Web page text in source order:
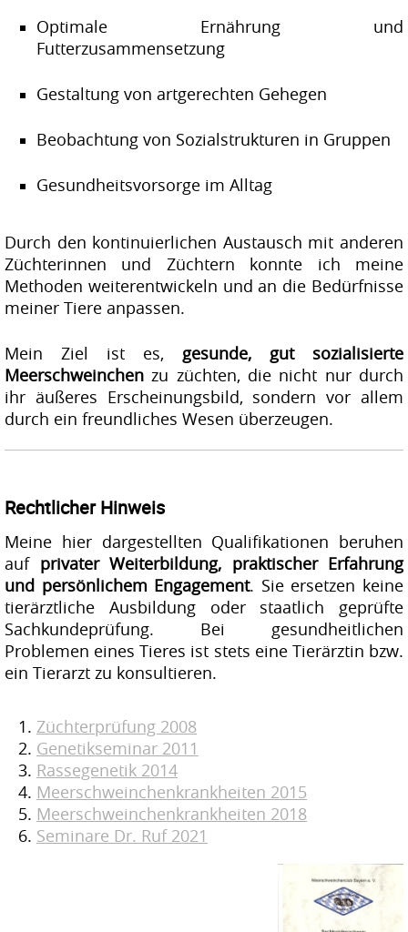
Optimale Ernährung und
Futterzusammensetzung
Gestaltung von artgerechten Gehegen
Beobachtung von Sozialstrukturen in Gruppen
Gesundheitsvorsorge im Alltag
Durch den kontinuierlichen Austausch mit anderen
Züchterinnen und Züchtern konnte ich meine
Methoden weiterentwickeln und an die Bedürfnisse
meiner Tiere anpassen.
Mein Ziel ist es, gesunde, gut sozialisierte
Meerschweinchen zu züchten, die nicht nur durch
ihr äußeres Erscheinungsbild, sondern vor allem
durch ein freundliches Wesen überzeugen.
Rechtlicher Hinweis
Meine hier dargestellten Qualifikationen beruhen
auf privater Weiterbildung, praktischer Erfahrung
und persönlichem Engagement. Sie ersetzen keine
tierärztliche Ausbildung oder staatlich geprüfte
Sachkundeprüfung. Bei gesundheitlichen
Problemen eines Tieres ist stets eine Tierärztin bzw.
ein Tierarzt zu konsultieren.
Züchterprüfung 2008
Genetikseminar 2011
Rassegenetik 2014
Meerschweinchenkrankheiten 2015
Meerschweinchenkrankheiten 2018
Seminare Dr. Ruf 2021